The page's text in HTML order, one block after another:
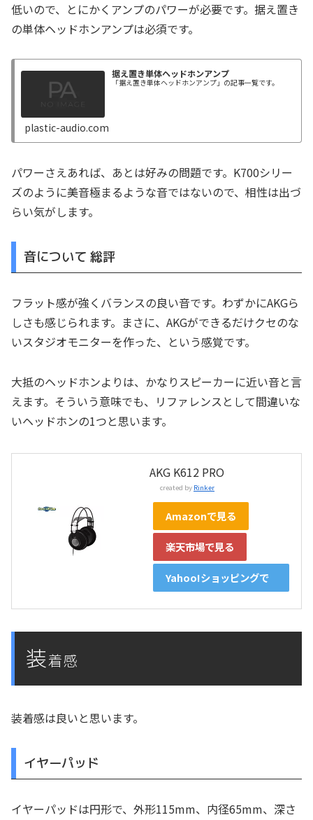
低いので、とにかくアンプのパワーが必要です。据え置き
の単体ヘッドホンアンプは必須です。
据え置き単体ヘッドホンアンプ
「据え置き単体ヘッドホンアンプ」の記事一覧です。
plastic-audio.com
パワーさえあれば、あとは好みの問題です。K700シリー
ズのように美音極まるような音ではないので、相性は出づ
らい気がします。
音について 総評
フラット感が強くバランスの良い音です。わずかにAKGら
しさも感じられます。まさに、AKGができるだけクセのな
いスタジオモニターを作った、という感覚です。
大抵のヘッドホンよりは、かなりスピーカーに近い音と言
えます。そういう意味でも、リファレンスとして間違いな
いヘッドホンの1つと思います。
AKG K612 PRO
created by Rinker
Amazonで見る
楽天市場で見る
Yahoo!ショッピングで
装着感
装着感は良いと思います。
イヤーパッド
イヤーパッドは円形で、外形115mm、内径65mm、深さ